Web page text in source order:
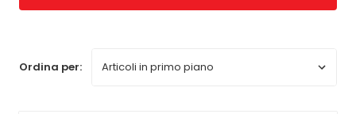
Ordina per: